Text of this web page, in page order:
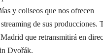
y coliseos que nos ofrecen
de sus producciones.
que retransmitirá en
Dvořák.